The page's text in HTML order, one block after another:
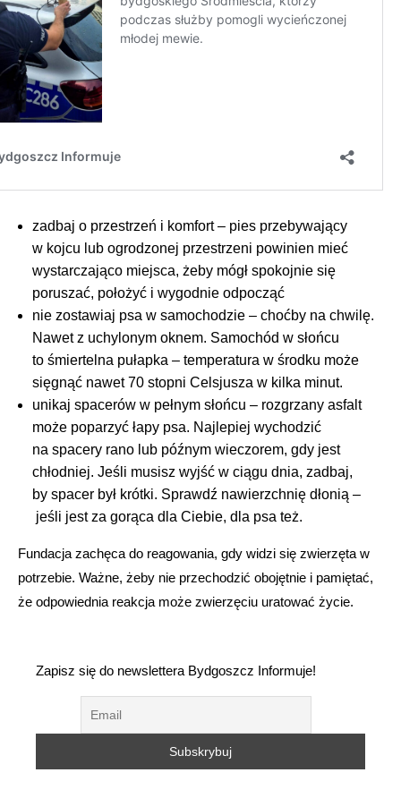
zadbaj o przestrzeń i komfort – pies przebywający
w kojcu lub ogrodzonej przestrzeni powinien mieć
wystarczająco miejsca, żeby mógł spokojnie się
poruszać, położyć i wygodnie odpocząć
nie zostawiaj psa w samochodzie – choćby na chwilę.
Nawet z uchylonym oknem. Samochód w słońcu
to śmiertelna pułapka – temperatura w środku może
sięgnąć nawet 70 stopni Celsjusza w kilka minut.
unikaj spacerów w pełnym słońcu – rozgrzany asfalt
może poparzyć łapy psa. Najlepiej wychodzić
na spacery rano lub późnym wieczorem, gdy jest
chłodniej. Jeśli musisz wyjść w ciągu dnia, zadbaj,
by spacer był krótki. Sprawdź nawierzchnię dłonią –
jeśli jest za gorąca dla Ciebie, dla psa też.
Fundacja zachęca do reagowania, gdy widzi się zwierzęta w
potrzebie. Ważne, żeby nie przechodzić obojętnie i pamiętać,
że odpowiednia reakcja może zwierzęciu uratować życie.
Zapisz się do newslettera Bydgoszcz Informuje!